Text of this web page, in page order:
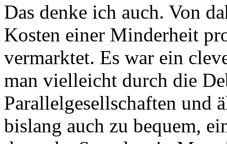
Das denke ich auch. Von
Kosten einer Minderheit
vermarktet. Es war ein
man vielleicht durch die
Parallelgesellschaften und
bislang auch zu bequem,